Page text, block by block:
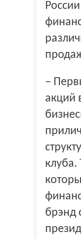
– Первый путь – это акционирование клуба с выпуском
акций
клуба.
брэнд